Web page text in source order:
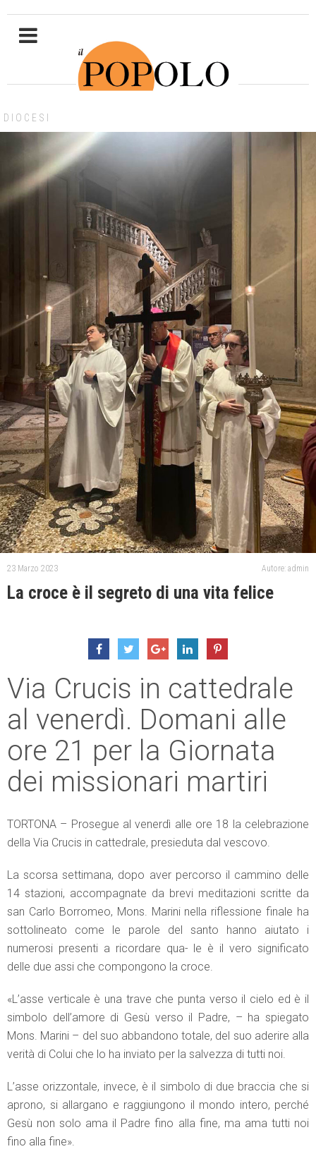
DIOCESI
23 Marzo 2023 Autore: admin
La croce è il segreto di una vita felice
Via Crucis in cattedrale
al venerdì. Domani alle
ore 21 per la Giornata
dei missionari martiri
TORTONA – Prosegue al venerdì alle ore 18 la celebrazione
della Via Crucis in cattedrale, presieduta dal vescovo.
La scorsa settimana, dopo aver percorso il cammino delle
14 stazioni, accompagnate da brevi meditazioni scritte da
san Carlo Borromeo, Mons. Marini nella riflessione finale ha
sottolineato come le parole del santo hanno aiutato i
numerosi presenti a ricordare qua- le è il vero significato
delle due assi che compongono la croce.
«L’asse verticale è una trave che punta verso il cielo ed è il
simbolo dell’amore di Gesù verso il Padre, – ha spiegato
Mons. Marini – del suo abbandono totale, del suo aderire alla
verità di Colui che lo ha inviato per la salvezza di tutti noi.
L’asse orizzontale, invece, è il simbolo di due braccia che si
aprono, si allargano e raggiungono il mondo intero, perché
Gesù non solo ama il Padre fino alla fine, ma ama tutti noi
fino alla fine».